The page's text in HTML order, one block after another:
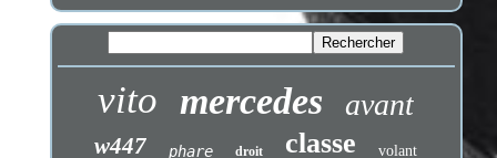
vito mercedes avant
w447 phare droit classe volant